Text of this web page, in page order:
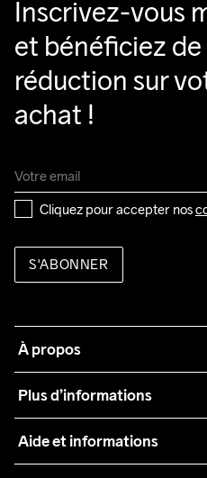
Inscrivez-vous
et bénéficiez de
réduction sur
achat !
Cliquez pour accepter nos
S'ABONNER
À propos
Plus d’informations
Teamwear
Aide et informations